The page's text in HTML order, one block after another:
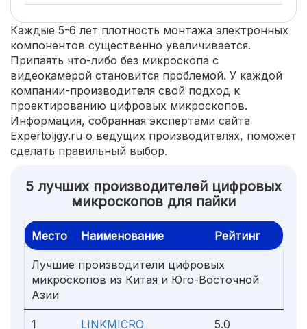
Каждые 5-6 лет плотность монтажа электронных
компонентов существенно увеличивается.
Припаять что-либо без микроскопа с
видеокамерой становится проблемой. У каждой
компании-производителя свой подход к
проектированию цифровых микроскопов.
Информация, собранная экспертами сайта
Expertoljgy.ru о ведущих производителях, поможет
сделать правильный выбор.
5 лучших производителей цифровых
микроскопов для пайки
Место Наименование Рейтинг
Лучшие производители цифровых
микроскопов из Китая и Юго-Восточной
Азии
1 LINKMICRO 5.0